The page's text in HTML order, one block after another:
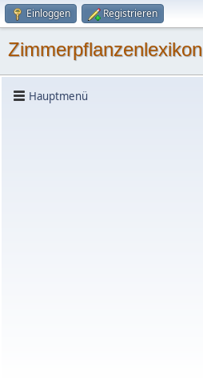
Einloggen Registrieren
Zimmerpflanzenlexikon
Hauptmenü